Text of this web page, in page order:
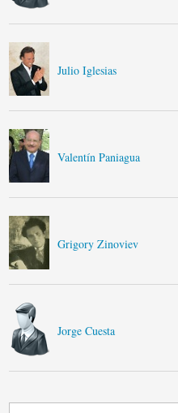
Julio Iglesias
Valentín Paniagua
Grigory Zinoviev
Jorge Cuesta